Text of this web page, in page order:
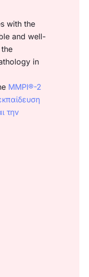
with the
and well-
in
MMPI®-2
την